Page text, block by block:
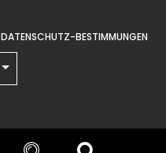
DATENSCHUTZ-BESTIMMUNGEN